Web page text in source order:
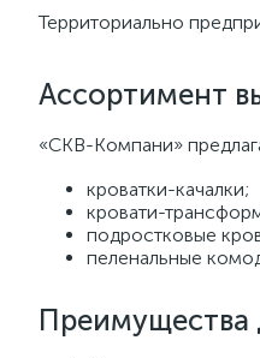
Территориально
Ассортимент
«СКВ-Компани»
кроватки-качалки;
кровати-
подростковые
пеленальные
Преимущества